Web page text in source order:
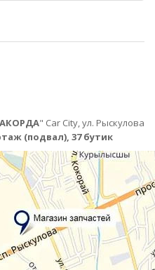
" Car City, ул. Рыскулова
(подвал), 37 бутик